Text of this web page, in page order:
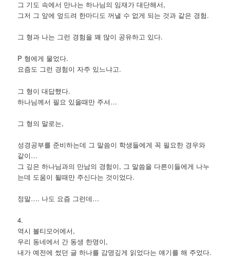
그 기도 속에서 만나는 하나님의 임재가 대단해서,
그저 그 앞에 엎드려 한마디도 꺼낼 수 없게 되는 것과 같은 경험.
그 형과 나는 그런 경험을 꽤 많이 공유하고 있다.
P 형에게 물었다.
요즘도 그런 경험이 자주 있느냐고.
그 형이 대답했다.
하나님께서 필요 있을때만 주셔…
그 형의 말로는,
성경공부를 준비하는데 그 말씀이 학생들에게 꼭 필요한 경우와
같이…
그 깊은 하나님과의 만남의 경험이, 그 말씀을 다른이들에게 나누
는데 도움이 될때만 주신다는 것이었다.
정말…. 나도 요즘 그런데…
4.
역시 볼티모어에서,
우리 동네에서 간 동생 한명이,
내가 예전에 썼던 글 하나를 감명깊게 읽었다는 얘기를 해 주었다.